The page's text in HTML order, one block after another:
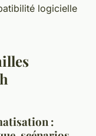
logicielle
: